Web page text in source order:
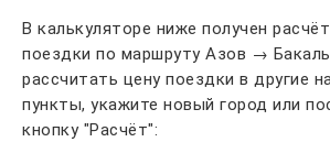
В калькуляторе ниже получен
поездки по маршруту Азов →
рассчитать цену поездки в другие
пункты, укажите новый город или
кнопку "Расчёт":